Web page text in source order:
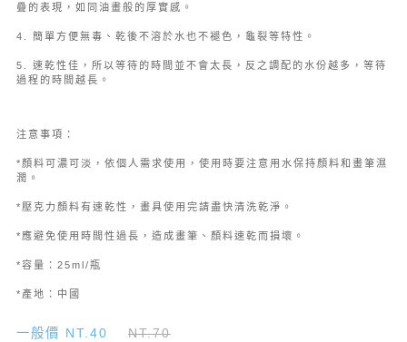
疊的表現，如同油畫般的厚實感。
4. 簡單方便無毒、乾後不溶於水也不褪色，龜裂等特性。
5. 速乾性佳，所以等待的時間並不會太長，反之調配的水份越多，等待
過程的時間越長。
注意事項：
*顏料可濃可淡，依個人需求使用，使用時要注意用水保持顏料和畫筆濕
潤。
*壓克力顏料有速乾性，畫具使用完請盡快清洗乾淨。
*應避免使用時間性過長，造成畫筆、顏料速乾而損壞。
*容量：25ml/瓶
*產地：中國
一般價 NT.40 NT.70